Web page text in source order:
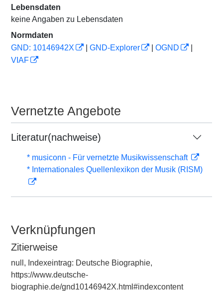
Lebensdaten
keine Angaben zu Lebensdaten
Normdaten
GND: 10146942X
GND-Explorer OGND
VIAF
Vernetzte Angebote
Literatur(nachweise)
* musiconn - Für vernetzte Musikwissenschaft
* Internationales Quellenlexikon der Musik (RISM)
Verknüpfungen
Zitierweise
null, Indexeintrag: Deutsche Biographie,
https://www.deutsche-
biographie.de/gnd10146942X.html#indexcontent